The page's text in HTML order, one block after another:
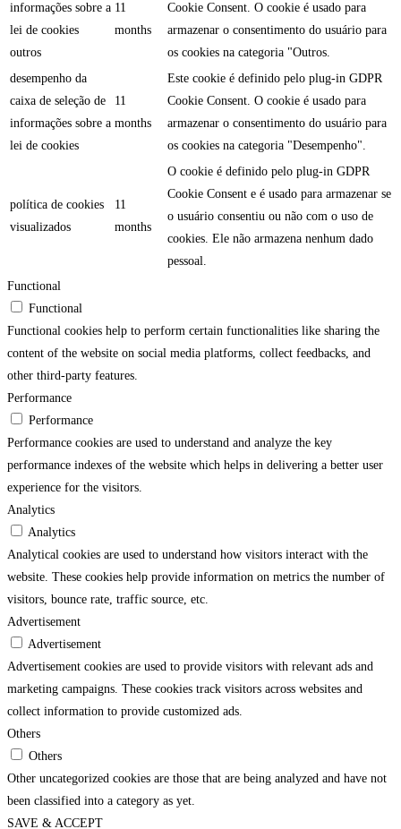
informações sobre a
lei de cookies
outros
11
months
Cookie Consent. O cookie é usado para
armazenar o consentimento do usuário para
os cookies na categoria "Outros.
desempenho da
caixa de seleção de
informações sobre a
lei de cookies
11
months
Este cookie é definido pelo plug-in GDPR
Cookie Consent. O cookie é usado para
armazenar o consentimento do usuário para
os cookies na categoria "Desempenho".
política de cookies
visualizados
11
months
O cookie é definido pelo plug-in GDPR
Cookie Consent e é usado para armazenar se
o usuário consentiu ou não com o uso de
cookies. Ele não armazena nenhum dado
pessoal.
Functional
Functional
Functional cookies help to perform certain functionalities like sharing the
content of the website on social media platforms, collect feedbacks, and
other third-party features.
Performance
Performance
Performance cookies are used to understand and analyze the key
performance indexes of the website which helps in delivering a better user
experience for the visitors.
Analytics
Analytics
Analytical cookies are used to understand how visitors interact with the
website. These cookies help provide information on metrics the number of
visitors, bounce rate, traffic source, etc.
Advertisement
Advertisement
Advertisement cookies are used to provide visitors with relevant ads and
marketing campaigns. These cookies track visitors across websites and
collect information to provide customized ads.
Others
Others
Other uncategorized cookies are those that are being analyzed and have not
been classified into a category as yet.
SAVE & ACCEPT